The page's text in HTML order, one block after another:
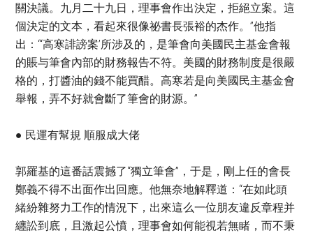
關決議。九月二十九日，理事會作出決定，拒絕立案。這
個決定的文本，看起來很像祕書長張裕的杰作。”他指
出：“‘高寒誹謗案’所涉及的，是筆會向美國民主基金會報
的賬与筆會內部的財務報告不符。美國的財務制度是很嚴
格的，打醬油的錢不能買醋。高寒若是向美國民主基金會
舉報，弄不好就會斷了筆會的財源。”
● 民運有幫規 順服成大佬
郭羅基的這番話震撼了“獨立筆會”，于是，剛上任的會長
鄭義不得不出面作出回應。他無奈地解釋道：“在如此頭
緒紛雜努力工作的情況下，出來這么一位朋友違反章程并
纏訟到底，且激起公憤，理事會如何能視若無睹，而不秉